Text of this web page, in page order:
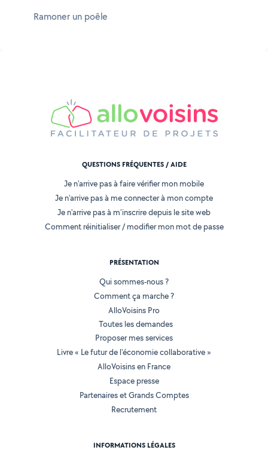
Ramoner un poêle
QUESTIONS FRÉQUENTES / AIDE
Je n'arrive pas à faire vérifier mon mobile
Je n'arrive pas à me connecter à mon compte
Je n'arrive pas à m'inscrire depuis le site web
Comment réinitialiser / modifier mon mot de passe
PRÉSENTATION
Qui sommes-nous ?
Comment ça marche ?
AlloVoisins Pro
Toutes les demandes
Proposer mes services
Livre « Le futur de l'économie collaborative »
AlloVoisins en France
Espace presse
Partenaires et Grands Comptes
Recrutement
INFORMATIONS LÉGALES